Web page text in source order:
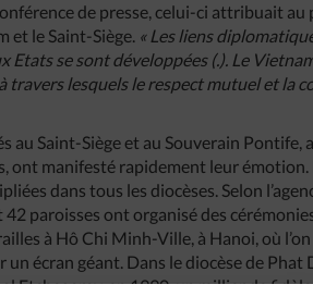
de presse, celui-ci attribuait
et le Saint-Siège. « Les liens
Etats se sont développées (.). Le
travers lesquels le respect mutuel et la
au Saint-Siège et au Souverain Pontife,
ont manifesté rapidement leur
dans tous les diocèses. Selon
paroisses ont organisé des
à Hô Chi Minh-Ville, à Hanoi, où
écran géant. Dans le diocèse de Phat
Etchegaray, en 1990, un millier de